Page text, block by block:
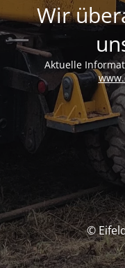
Wir
Aktuelle
©